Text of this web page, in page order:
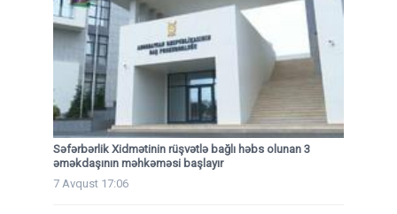
Səfərbərlik Xidmətinin rüşvətlə bağlı həbs olunan 3
əməkdaşının məhkəməsi başlayır
7 Avqust 17:06